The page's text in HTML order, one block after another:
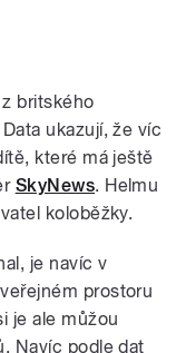
britského
ukazují, že víc
které má ještě
SkyNews. Helmu
koloběžky.
je navíc v
prostoru
je ale můžou
Navíc podle dat